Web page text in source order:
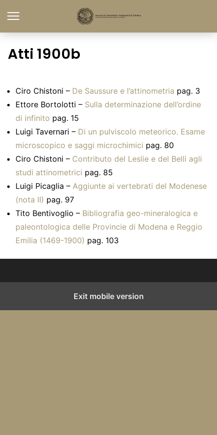
Atti 1900b
Ciro Chistoni – De Saussure e l’attinometria pag. 3
Ettore Bortolotti – Sulla determinazione dell’ordine
di infinito pag. 15
Luigi Tavernari – Di un pulviscolo meteorico. Esame
microscopico e saggi microchimici pag. 80
Ciro Chistoni – Contributo del Leslie e del Belli agli
studi attinometrici pag. 85
Luigi Picaglia – Aggiunte ai vertebrati del Modenese
(nota II) pag. 97
Tito Bentivoglio – Bibliografia geo-mineralogica e
paleontologica delle Provincie di Modena e Reggio
Emilia (1469-1900) pag. 103
Exit mobile version